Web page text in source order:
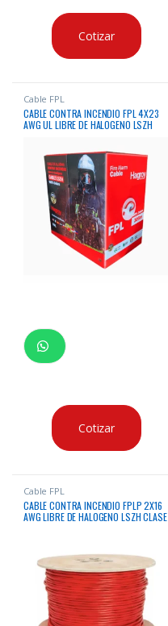
Cotizar
Cable FPL
CABLE CONTRA INCENDIO FPL 4X23
AWG UL LIBRE DE HALOGENO LSZH
Cotizar
Cable FPL
CABLE CONTRA INCENDIO FPLP 2X16
AWG LIBRE DE HALOGENO LSZH CLASE